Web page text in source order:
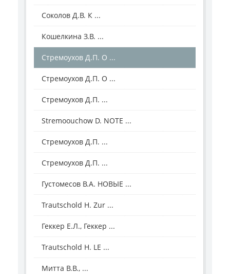
Соколов Д.В. К ...
Кошелкина З.В. ...
Стремоухов Д.П. О ...
Стремоухов Д.П. О ...
Стремоухов Д.П. ...
Stremoouсhow D. NOTE ...
Стремоухов Д.П. ...
Стремоухов Д.П. ...
Густомесов В.А. НОВЫЕ ...
Trautschold H. Zur ...
Геккер Е.Л., Геккер ...
Trautschold H. LE ...
Митта В.В., ...